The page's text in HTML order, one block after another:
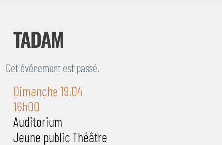
TADAM
Cet événement est passé.
Dimanche 19.04
16h00
Auditorium
Jeune publicThéâtre